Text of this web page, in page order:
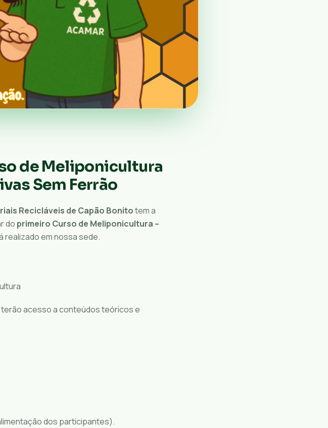
de Meliponicultura
Sem Ferrão
Recicláveis de Capão Bonitotem a
do primeiro Curso de Meliponicultura –
realizado em nossa sede.
acesso a conteúdos teóricos e
dos participantes).